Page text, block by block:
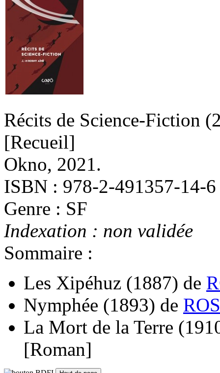
Récits de Science-Fiction
[Recueil]
Okno, 2021.
ISBN : 978-2-491357-14-6
Genre : SF
Indexation : non validée
Sommaire :
Les Xipéhuz (1887) de
Nymphée (1893) de
La Mort de la Terre
[Roman]